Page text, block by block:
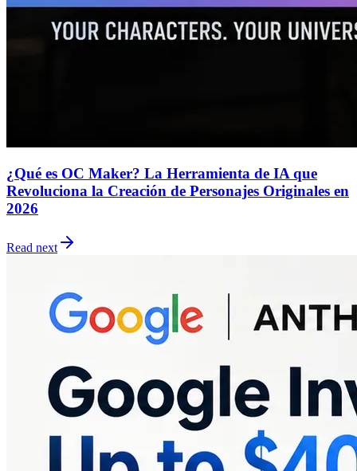
¿Qué es OC Maker? La Herramienta de IA que
Revoluciona la Creación de Personajes Originales en
2026
Read next